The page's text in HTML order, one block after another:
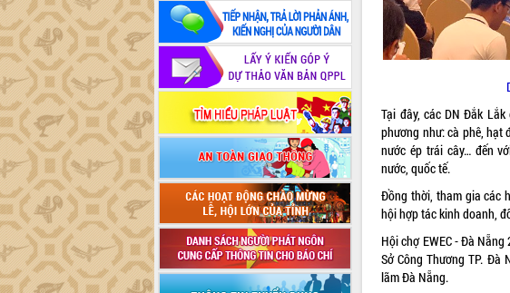
Tại đây, các DN Đắk
phương như: cà phê, hạt
nước ép trái cây… đến
nước, quốc tế.
Đồng thời, tham gia các
hội hợp tác kinh doanh,
Hội chợ EWEC - Đà
Sở Công Thương TP.
lãm Đà Nẵng.